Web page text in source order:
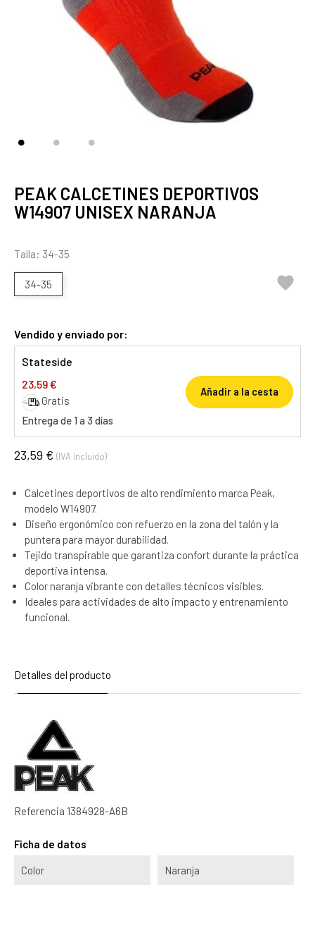
PEAK CALCETINES DEPORTIVOS
W14907 UNISEX NARANJA
Talla: 34-35
34-35 
Vendido y enviado por:
Stateside
23,59 €
Gratis
Entrega de 1 a 3 días
Añadir a la cesta
23,59 € (IVA incluido)
Calcetines deportivos de alto rendimiento marca Peak,
modelo W14907.
Diseño ergonómico con refuerzo en la zona del talón y la
puntera para mayor durabilidad.
Tejido transpirable que garantiza confort durante la práctica
deportiva intensa.
Color naranja vibrante con detalles técnicos visibles.
Ideales para actividades de alto impacto y entrenamiento
funcional.
Detalles del producto
Referencia 1384928-A6B
Ficha de datos
Color Naranja